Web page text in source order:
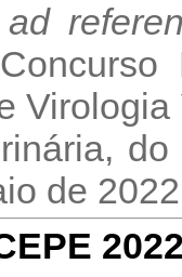
ad
de